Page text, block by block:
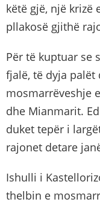
këtë gjë, një krizë
pllakosë gjithë
Për të kuptuar se
fjalë, të dyja
mosmarrëveshje
dhe Mianmarit.
duket tepër i
rajonet detare
Ishulli i
thelbin e